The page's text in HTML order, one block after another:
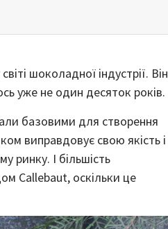
шоколадної індустрії. Він
уже не один десяток років.
базовими для створення
виправдовує свою якість і
ринку. І більшість
Callebaut, оскільки це